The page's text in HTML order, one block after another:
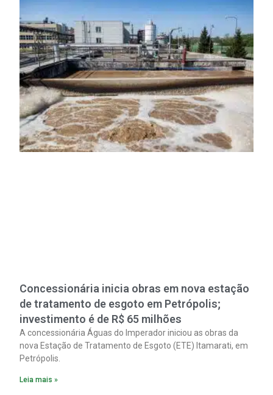
Concessionária inicia obras em nova estação
de tratamento de esgoto em Petrópolis;
investimento é de R$ 65 milhões
A concessionária Águas do Imperador iniciou as obras da
nova Estação de Tratamento de Esgoto (ETE) Itamarati, em
Petrópolis.
Leia mais »